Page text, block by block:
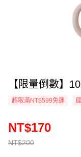
【限量倒數】
超取滿NT$599免運
NT$200
NT$170